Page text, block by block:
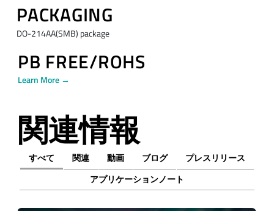
PACKAGING
DO-214AA(SMB) package
PB FREE/ROHS
Learn More →
関連情報
すべて 関連 動画 ブログ
プレスリリース
アプリケーションノート